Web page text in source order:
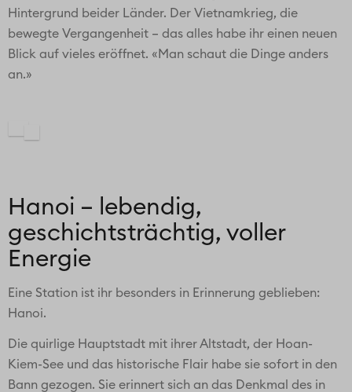
Hintergrund beider Länder. Der Vietnamkrieg, die
bewegte Vergangenheit – das alles habe ihr einen neuen
Blick auf vieles eröffnet. «Man schaut die Dinge anders
an.»
Hanoi – lebendig,
geschichtsträchtig, voller
Energie
Eine Station ist ihr besonders in Erinnerung geblieben:
Hanoi.
Die quirlige Hauptstadt mit ihrer Altstadt, der Hoan-
Kiem-See und das historische Flair habe sie sofort in den
Bann gezogen. Sie erinnert sich an das Denkmal des in